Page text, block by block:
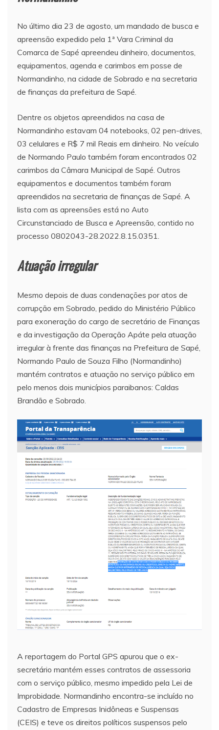
No último dia 23 de agosto, um mandado de busca e
apreensão expedido pela 1ª Vara Criminal da
Comarca de Sapé apreendeu dinheiro, documentos,
equipamentos, agenda e carimbos em posse de
Normandinho, na cidade de Sobrado e na secretaria
de finanças da prefeitura de Sapé.
Dentre os objetos apreendidos na casa de
Normandinho estavam 04 notebooks, 02 pen-drives,
03 celulares e R$ 7 mil Reais em dinheiro. No veículo
de Normando Paulo também foram encontrados 02
carimbos da Câmara Municipal de Sapé. Outros
equipamentos e documentos também foram
apreendidos na secretaria de finanças de Sapé. A
lista com as apreensões está no Auto
Circunstanciado de Busca e Apreensão, contido no
processo 0802043-28.2022.8.15.0351.
Atuação irregular
Mesmo depois de duas condenações por atos de
corrupção em Sobrado, pedido do Ministério Público
para exoneração do cargo de secretário de Finanças
e da investigação da Operação Apáte pela atuação
irregular à frente das finanças na Prefeitura de Sapé,
Normando Paulo de Souza Filho (Normandinho)
mantém contratos e atuação no serviço público em
pelo menos dois municípios paraibanos: Caldas
Brandão e Sobrado.
A reportagem do Portal GPS apurou que o ex-
secretário mantém esses contratos de assessoria
com o serviço público, mesmo impedido pela Lei de
Improbidade. Normandinho encontra-se incluído no
Cadastro de Empresas Inidôneas e Suspensas
(CEIS) e teve os direitos políticos suspensos pelo